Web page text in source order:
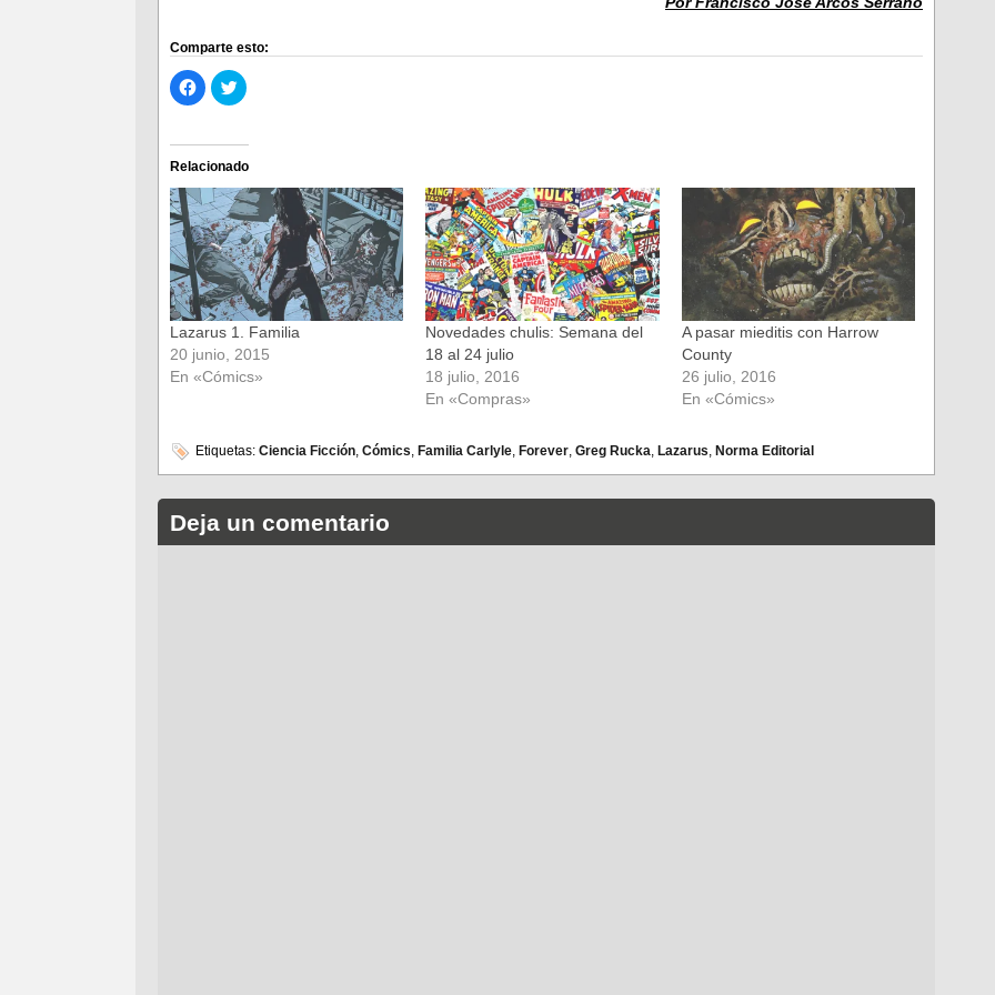
Comparte esto:
Haz
clic
para
Facebook
(Se
abre
en
una
ventana
nueva)
Haz
clic
Twitter
(Se
abre
en
una
ventana
nueva)
Relacionado
Lazarus 1. Familia
20 junio, 2015
En «Cómics»
Novedades chulis: Semana del
18 al 24 julio
18 julio, 2016
En «Compras»
A pasar mieditis con Harrow
County
26 julio, 2016
En «Cómics»
Etiquetas: Ciencia Ficción, Cómics, Familia Carlyle, Forever, Greg Rucka, Lazarus, Norma Editorial
Deja un comentario